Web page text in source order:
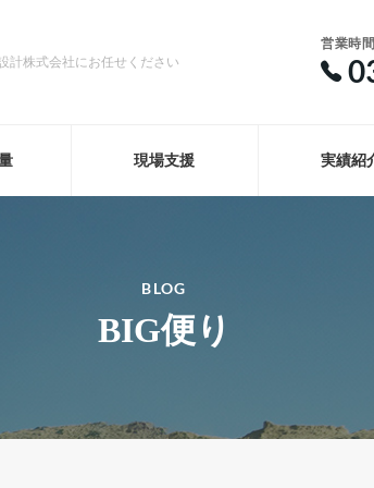
計株式会社にお任せください
営業時
現場支援 実績紹
BLOG
BIG便り